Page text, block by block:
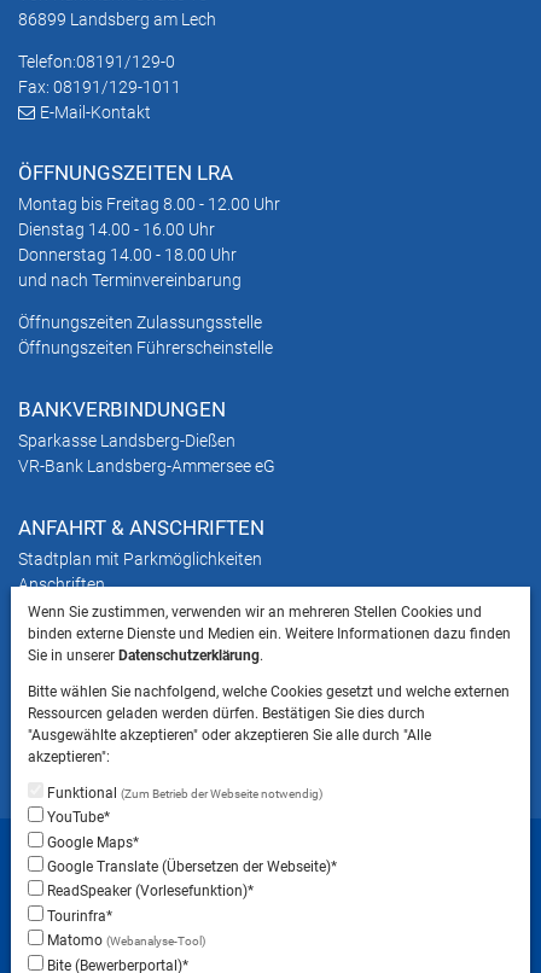
86899 Landsberg am Lech
Telefon:08191/129-0
Fax: 08191/129-1011
E-Mail-Kontakt
ÖFFNUNGSZEITEN LRA
Montag bis Freitag 8.00 - 12.00 Uhr
Dienstag 14.00 - 16.00 Uhr
Donnerstag 14.00 - 18.00 Uhr
und nach Terminvereinbarung
Öffnungszeiten Zulassungsstelle
Öffnungszeiten Führerscheinstelle
BANKVERBINDUNGEN
Sparkasse Landsberg-Dießen
VR-Bank Landsberg-Ammersee eG
ANFAHRT & ANSCHRIFTEN
Stadtplan mit Parkmöglichkeiten
Anschriften
HINWEIS
ins Landratsamt Landsberg am Lech NICHT
gestattet ist.
Startseite Sitemap
Datenschutzeinstellungen
Erklärung zur Barrierefreiheit
Instagram
Facebook
Wenn Sie zustimmen, verwenden wir an mehreren Stellen Cookies und
binden externe Dienste und Medien ein. Weitere Informationen dazu finden
Sie in unsererDatenschutzerklärung.
Bitte wählen Sie nachfolgend, welche Cookies gesetzt und welche externen
Ressourcen geladen werden dürfen. Bestätigen Sie dies durch
"Ausgewählte akzeptieren" oder akzeptieren Sie alle durch "Alle
akzeptieren":
Funktional(Zum Betrieb der Webseite notwendig)
YouTube*
Google Maps*
Google Translate (Übersetzen der Webseite)*
ReadSpeaker (Vorlesefunktion)*
Tourinfra*
Matomo(Webanalyse-Tool)
Bite (Bewerberportal)*